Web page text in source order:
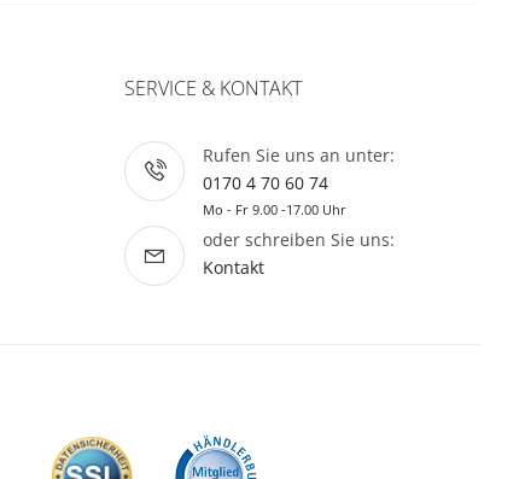
SERVICE & KONTAKT
Rufen Sie uns an unter:
0170 4 70 60 74
Mo - Fr 9.00 -17.00 Uhr
oder schreiben Sie uns:
Kontakt